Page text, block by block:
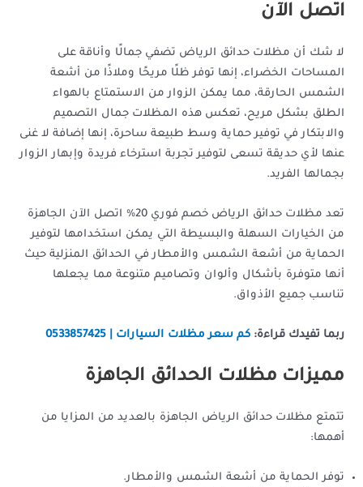
اتصل الآن
لا شك أن مظلات حدائق الرياض تضفي جمالًا وأناقة على
المساحات الخضراء، إنها توفر ظلًا مريحًا وملاذًا من أشعة
الشمس الحارقة، مما يمكن الزوار من الاستمتاع بالهواء
الطلق بشكل مريح، تعكس هذه المظلات جمال التصميم
والابتكار في توفير حماية وسط طبيعة ساحرة، إنها إضافة لا غنى
عنها لأي حديقة تسعى لتوفير تجربة استرخاء فريدة وإبهار الزوار
بجمالها الفريد.
تعد مظلات حدائق الرياض خصم فوري 20% اتصل الآن الجاهزة
من الخيارات السهلة والبسيطة التي يمكن استخدامها لتوفير
الحماية من أشعة الشمس والأمطار في الحدائق المنزلية حيث
أنها متوفرة بأشكال وألوان وتصاميم متنوعة مما يجعلها
تناسب جميع الأذواق.
ربما تفيدك قراءة:كم سعر مظلات السيارات | 0533857425
مميزات مظلات الحدائق الجاهزة
تتمتع مظلات حدائق الرياض الجاهزة بالعديد من المزايا من
أهمها:
توفر الحماية من أشعة الشمس والأمطار.